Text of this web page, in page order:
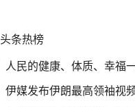
头条热榜
人民的健康、体质、幸福
伊媒发布伊朗最高领袖视